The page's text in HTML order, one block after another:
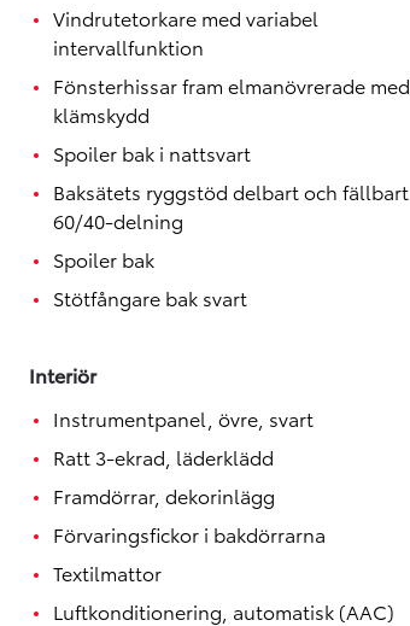
Vindrutetorkare med variabel
intervallfunktion
Fönsterhissar fram elmanövrerade med
klämskydd
Spoiler bak i nattsvart
Baksätets ryggstöd delbart och fällbart
60/40-delning
Spoiler bak
Stötfångare bak svart
Interiör
Instrumentpanel, övre, svart
Ratt 3-ekrad, läderklädd
Framdörrar, dekorinlägg
Förvaringsfickor i bakdörrarna
Textilmattor
Luftkonditionering, automatisk (AAC)